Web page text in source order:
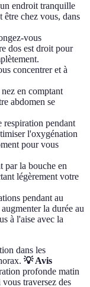
endroit tranquille
être chez vous, dans
vous
dos est droit pour
concentrer et à
en comptant
abdomen se
respiration pendant
l'oxygénation
pour vous
par la bouche en
légèrement votre
pendant au
la durée au
à l'aise avec la
dans les
💡 Avis
profonde matin
traversez des